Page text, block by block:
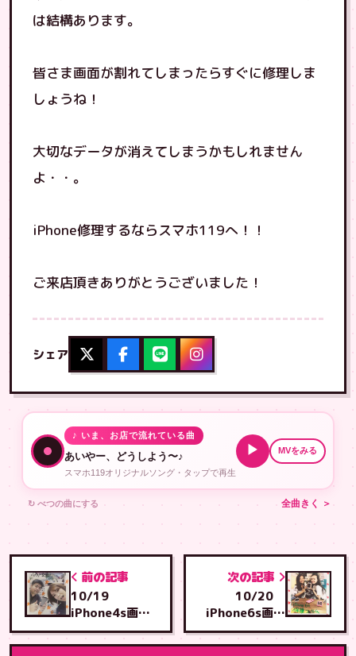
は結構あります。
皆さま画面が割れてしまったらすぐに修理しま
しょうね！
大切なデータが消えてしまうかもしれません
よ・・。
iPhone修理するならスマホ119へ！！
ご来店頂きありがとうございました！
シェア
♪ いま、お店で流れている曲
あいやー、どうしよう〜♪
スマホ119オリジナルソング・タップで再生
▶ MVをみる
↻ べつの曲にする 全曲きく ＞
前の記事
10/19
iPhone4s画面
修理・宜野湾ベ
ースより
次の記事
10/20
iPhone6s画面
修理・泡瀬店よ
り